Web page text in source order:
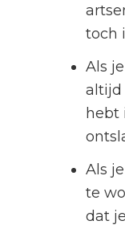
toch
Als
altijd
hebt
Als
te
dat